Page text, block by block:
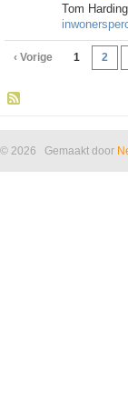
Tom
‹ Vorige 1 2
© 2026 Gemaakt door